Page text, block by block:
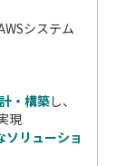
システム
・構築し、
現
ソリューショ